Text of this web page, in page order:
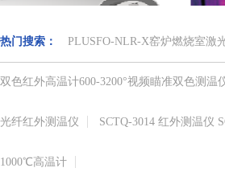
热门搜索： PLUSFO-NLR-X窑炉燃烧室激
双色红外高温计​600-3200°视频瞄准​双色测温
光纤红外测温仪 SCTQ-3014 红外测温仪
1000℃​高温计